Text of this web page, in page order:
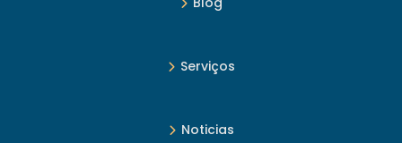
Serviços
Noticias